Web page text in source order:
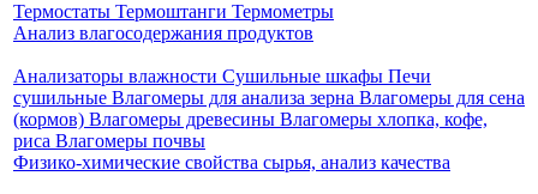
Термостаты Термоштанги Термометры
Анализ влагосодержания продуктов
Анализаторы влажности Сушильные шкафы Печи
сушильные Влагомеры для анализа зерна Влагомеры для сена
(кормов) Влагомеры древесины Влагомеры хлопка, кофе,
риса Влагомеры почвы
Физико-химические свойства сырья, анализ качества